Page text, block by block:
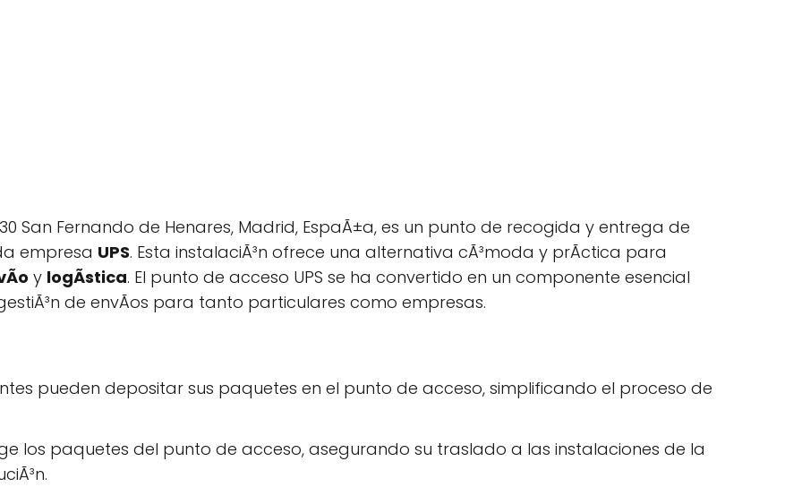
San Fernando de Henares, Madrid, EspaÃ±a, es un punto de recogida y entrega de
empresa UPS. Esta instalaciÃ³n ofrece una alternativa cÃ³moda y prÃctica para
y logÃ­stica. El punto de acceso UPS se ha convertido en un componente esencial
de envÃ­os para tanto particulares como empresas.
pueden depositar sus paquetes en el punto de acceso, simplificando el proceso de
los paquetes del punto de acceso, asegurando su traslado a las instalaciones de la